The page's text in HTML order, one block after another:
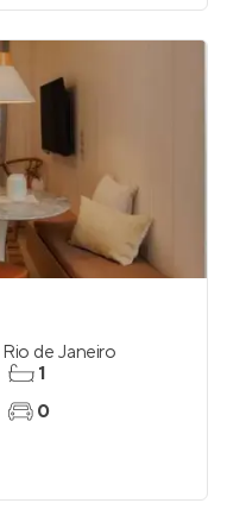
Rio de Janeiro
1
0